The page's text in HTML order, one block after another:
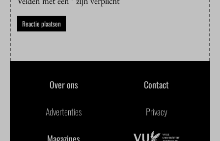
Over ons Contact
Advertenties Privacy
Magazines